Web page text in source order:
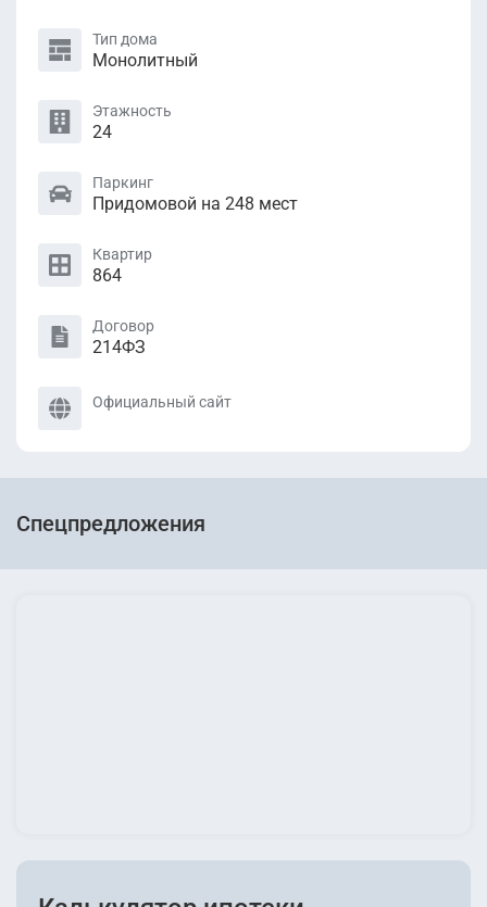
Тип дома
Монолитный
Этажность
24
Паркинг
Придомовой на 248 мест
Квартир
864
Договор
214ФЗ
Официальный сайт
Спецпредложения